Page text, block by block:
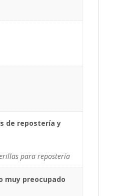
de repostería y
para repostería
muy preocupado